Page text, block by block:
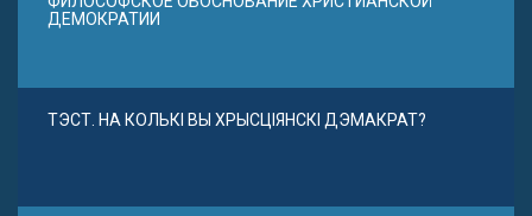
ДЕМОКРАТИИ
ТЭСТ. НА КОЛЬКІ ВЫ ХРЫСЦІЯНСКІ ДЭМАКРАТ?